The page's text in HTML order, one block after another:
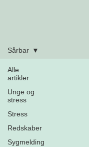
Alle
artikler
Unge og
stress
Stress
Redskaber
Sygmelding
Sårbar